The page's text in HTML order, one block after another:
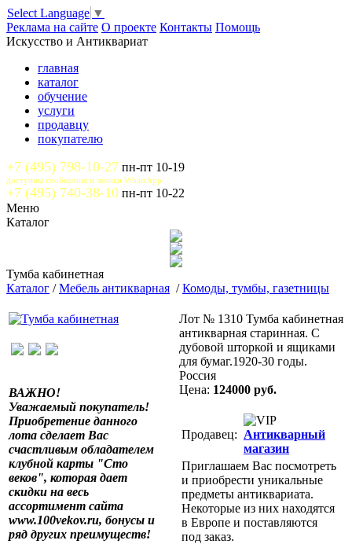
Select Language ▼
Реклама на сайте О проекте Контакты Помощь
Искусство и Антиквариат
главная
каталог
обучение
услуги
продавцу
покупателю
+7 (495) 798-10-27 пн-пт 10-19
доступны сообщения и звонки WhatsApp
+7 (495) 740-38-10 пн-пт 10-22
Меню
Каталог
Тумба кабинетная
Каталог /Мебель антикварная /Комоды, тумбы, газетницы
ВАЖНО!
Уважаемый покупатель!
Приобретение данного
лота сделает Вас
счастливым обладателем
клубной карты "Сто
веков", которая дает
скидки на весь
ассортимент сайта
www.100vekov.ru, бонусы и
ряд других преимуществ!
Лот № 1310 Тумба кабинетная
антикварная старинная. С
дубовой шторкой и ящиками
для бумаг.1920-30 годы.
Россия
Цена: 124000 руб.
Продавец: Антикварный
магазин
Приглашаем Вас посмотреть
и приобрести уникальные
предметы антиквариата.
Некоторые из них находятся
в Европе и поставляются
под заказ.